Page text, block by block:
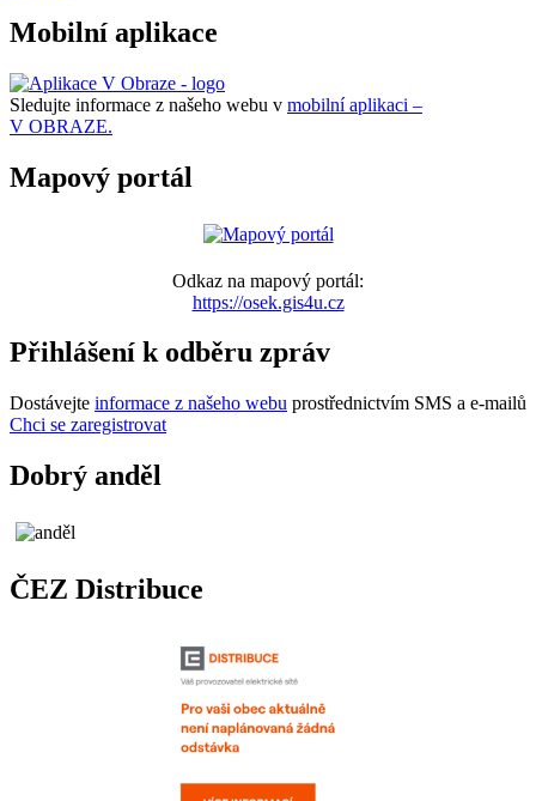
Mobilní aplikace
Sledujte informace z našeho webu v mobilní aplikaci –
V OBRAZE.
Mapový portál
Odkaz na mapový portál:
https://osek.gis4u.cz
Přihlášení k odběru zpráv
Dostávejte informace z našeho webu prostřednictvím SMS a e-mailů
Chci se zaregistrovat
Dobrý anděl
ČEZ Distribuce